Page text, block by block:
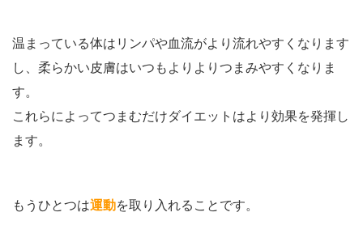
温まっている体はリンパや血流がより流れやすくなります
し、柔らかい皮膚はいつもよりよりつまみやすくなりま
す。
これらによってつまむだけダイエットはより効果を発揮し
ます。
もうひとつは運動を取り入れることです。